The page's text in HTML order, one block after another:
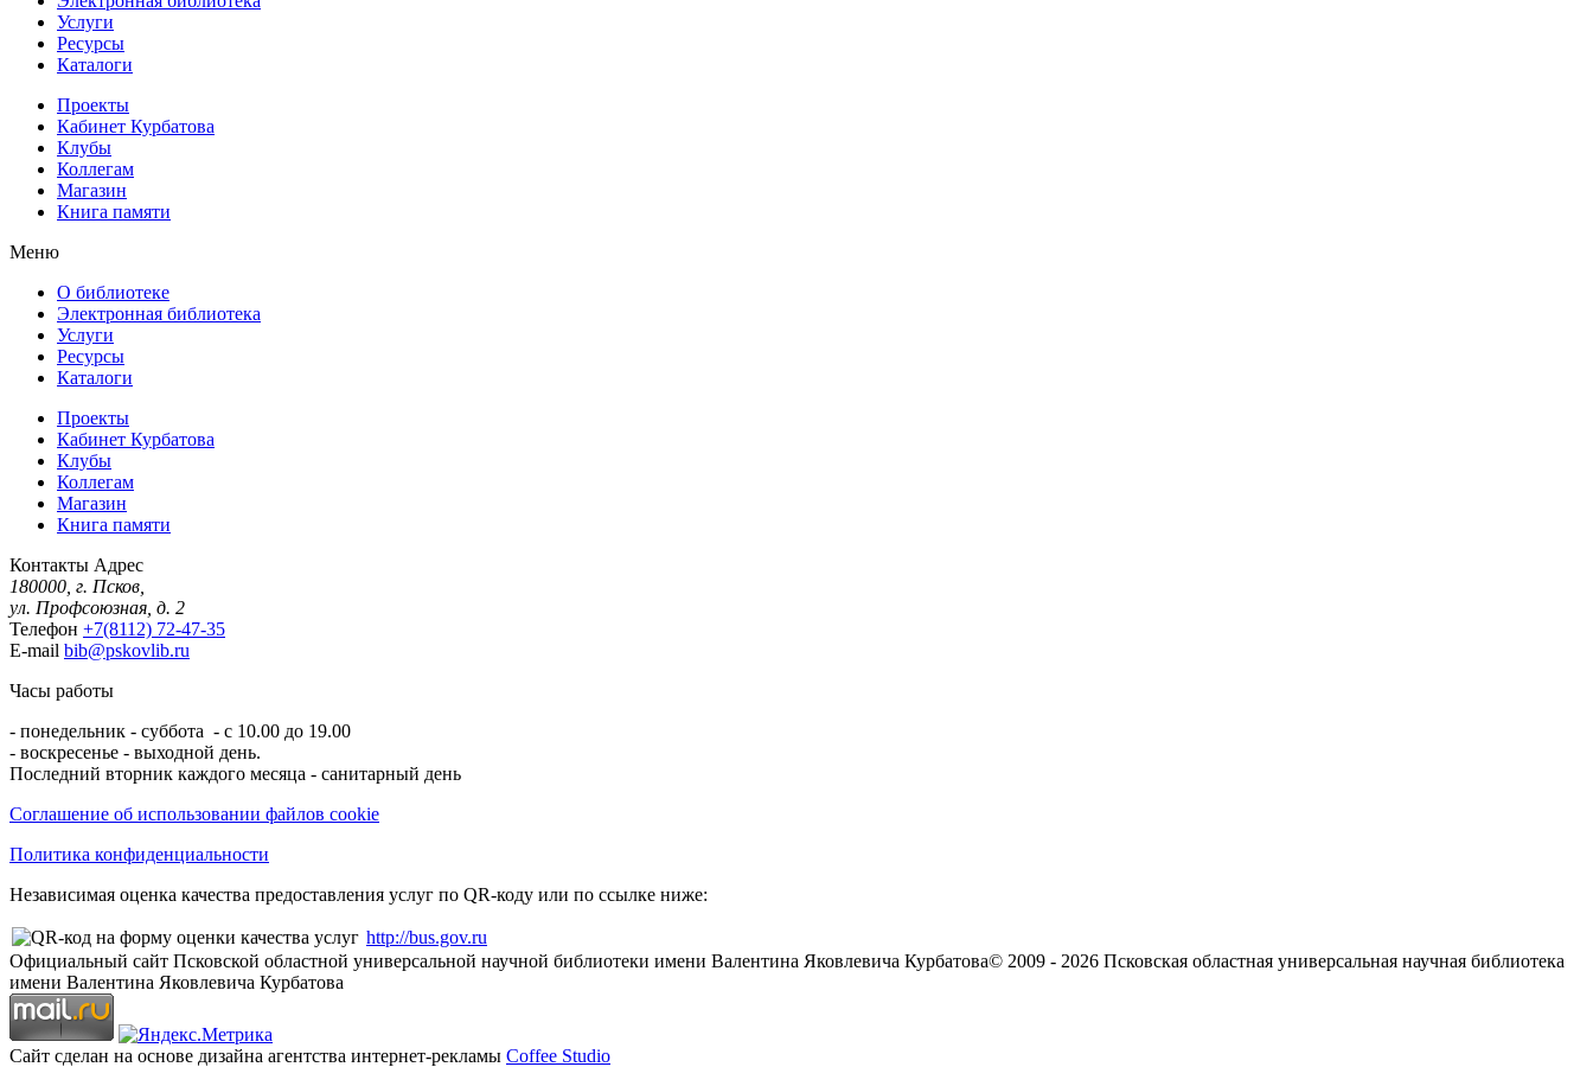
Услуги
Ресурсы
Каталоги
Проекты
Кабинет Курбатова
Клубы
Коллегам
Магазин
Книга памяти
Меню
О библиотеке
Электронная библиотека
Услуги
Ресурсы
Каталоги
Проекты
Кабинет Курбатова
Клубы
Коллегам
Магазин
Книга памяти
Контакты Адрес
180000, г. Псков,
ул. Профсоюзная, д. 2
Телефон +7(8112) 72-47-35
E-mail bib@pskovlib.ru
Часы работы
- понедельник - суббота - с 10.00 до 19.00
- воскресенье - выходной день.
Последний вторник каждого месяца - санитарный день
Соглашение об использовании файлов cookie
Политика конфиденциальности
Независимая оценка качества предоставления услуг по QR-коду или по ссылке ниже:
http://bus.gov.ru
Официальный сайт Псковской областной универсальной научной библиотеки имени Валентина Яковлевича Курбатова© 2009 - 2026 Псковская областная универсальная научная библиотека
имени Валентина Яковлевича Курбатова
Сайт сделан на основе дизайна агентства интернет-рекламы Coffee Studio